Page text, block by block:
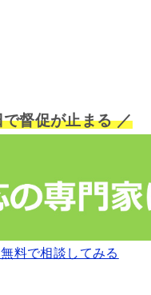
督促が止まる ／
料で相談してみる